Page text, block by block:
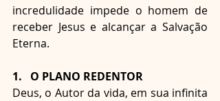
incredulidade impede o homem de
receber Jesus e alcançar a Salvação
Eterna.
1.   O PLANO REDENTOR
Deus, o Autor da vida, em sua infinita